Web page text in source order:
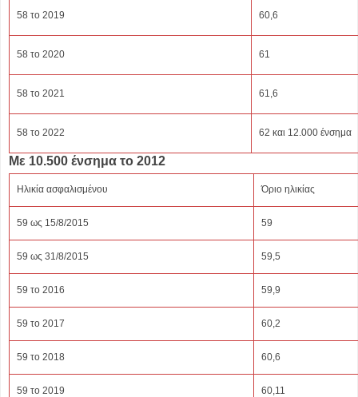
58 το 2019 60,6
58 το 2020 61
58 το 2021 61,6
58 το 2022 62 και 12.000 ένσημα
Με 10.500 ένσημα το 2012
Ηλικία ασφαλισμένου Όριο ηλικίας
59 ως 15/8/2015 59
59 ως 31/8/2015 59,5
59 το 2016 59,9
59 το 2017 60,2
59 το 2018 60,6
59 το 2019 60,11